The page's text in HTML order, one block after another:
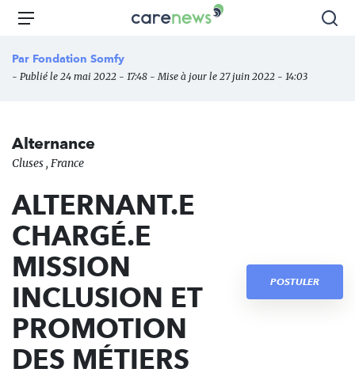
Aller
principal
Carenews,
des
Menu
Par Fondation Somfy
- Publié le 24 mai 2022 - 17:48 - Mise à jour le 27 juin 2022 - 14:03
Alternance
Cluses , France
ALTERNANT.E
CHARGÉ.E
MISSION
INCLUSION ET
PROMOTION
DES MÉTIERS
POSTULER